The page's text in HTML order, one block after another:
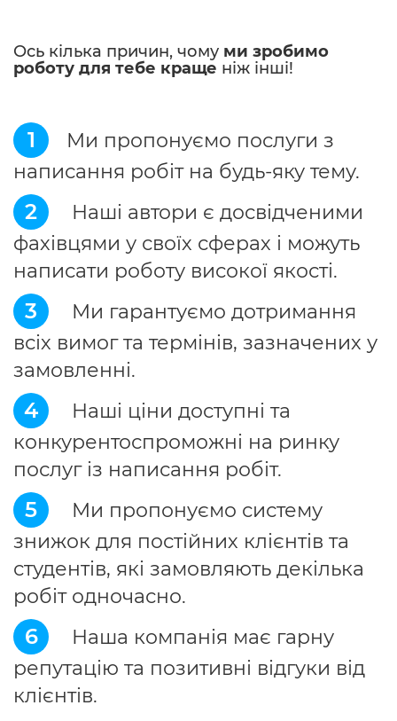
Ось кілька причин, чому ми зробимо
роботу для тебе краще ніж інші!
1
Ми пропонуємо послуги з
написання робіт на будь-яку тему.
2
Наші автори є досвідченими
фахівцями у своїх сферах і можуть
написати роботу високої якості.
3
Ми гарантуємо дотримання
всіх вимог та термінів, зазначених у
замовленні.
4
Наші ціни доступні та
конкурентоспроможні на ринку
послуг із написання робіт.
5
Ми пропонуємо систему
знижок для постійних клієнтів та
студентів, які замовляють декілька
робіт одночасно.
6
Наша компанія має гарну
репутацію та позитивні відгуки від
клієнтів.